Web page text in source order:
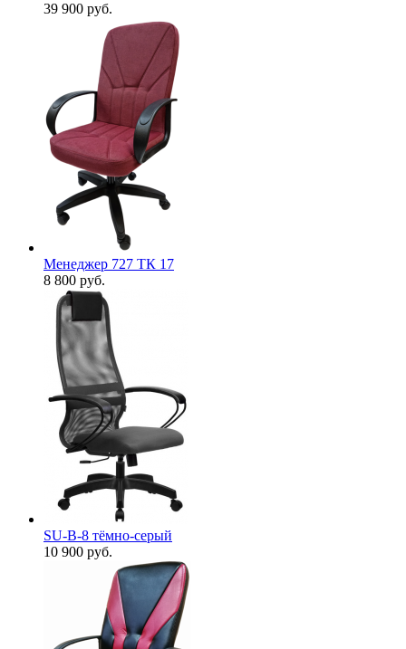
39 900 руб.
Менеджер 727 ТК 17
8 800 руб.
SU-B-8 тёмно-серый
10 900 руб.